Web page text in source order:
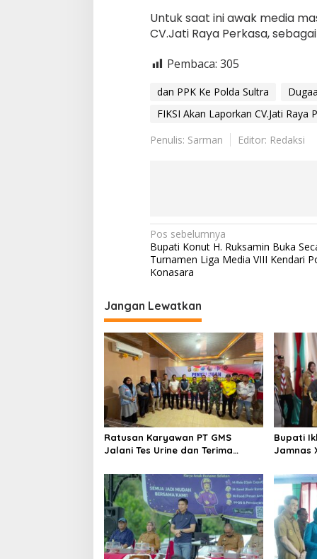
Untuk saat ini awak media
CV.Jati Raya Perkasa,
Pembaca: 305
dan PPK Ke Polda Sultra
FIKSI Akan Laporkan CV.Jati Raya
Penulis: Sarman
Editor: Redaksi
Navigasi
pos
Pos sebelumnya
Bupati Konut H. Ruksamin Buka
Turnamen Liga Media VIII Kendari
Konasara
Jangan Lewatkan
Ratusan Karyawan PT GMS
Jalani Tes Urine dan Terima
Kendari
Bupati
Jamnas